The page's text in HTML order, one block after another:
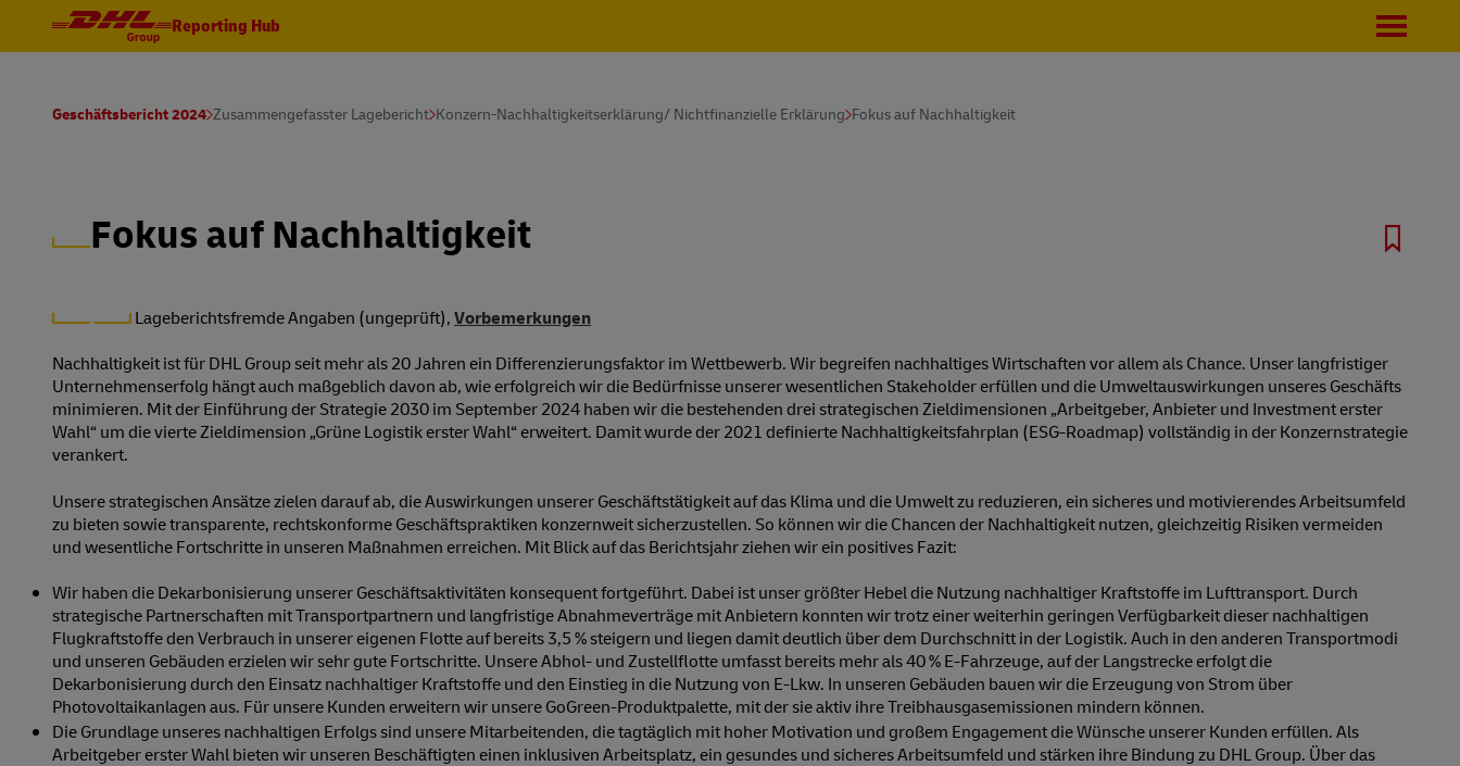
Reporting Hub
Geschäftsbericht 2024 Zusammengefasster Lagebericht Konzern-Nachhaltigkeitserklärung/ Nichtfinanzielle Erklärung Fokus auf Nachhaltigkeit
Fokus auf Nachhaltigkeit
Lageberichtsfremde Angaben (ungeprüft),Vorbemerkungen
Nachhaltigkeit ist für DHL Group seit mehr als 20 Jahren ein Differenzierungsfaktor im Wettbewerb. Wir begreifen nachhaltiges Wirtschaften vor allem als Chance. Unser langfristiger
Unternehmenserfolg hängt auch maßgeblich davon ab, wie erfolgreich wir die Bedürfnisse unserer wesentlichen Stakeholder erfüllen und die Umweltauswirkungen unseres Geschäfts
minimieren. Mit der Einführung der Strategie 2030 im September 2024 haben wir die bestehenden drei strategischen Zieldimensionen „Arbeitgeber, Anbieter und Investment erster
Wahl“ um die vierte Zieldimension „Grüne Logistik erster Wahl“ erweitert. Damit wurde der 2021 definierte Nachhaltigkeitsfahrplan (ESG-Roadmap) vollständig in der Konzernstrategie
verankert.
Unsere strategischen Ansätze zielen darauf ab, die Auswirkungen unserer Geschäftstätigkeit auf das Klima und die Umwelt zu reduzieren, ein sicheres und motivierendes Arbeitsumfeld
zu bieten sowie transparente, rechtskonforme Geschäftspraktiken konzernweit sicherzustellen. So können wir die Chancen der Nachhaltigkeit nutzen, gleichzeitig Risiken vermeiden
und wesentliche Fortschritte in unseren Maßnahmen erreichen. Mit Blick auf das Berichtsjahr ziehen wir ein positives Fazit:
Wir haben die Dekarbonisierung unserer Geschäftsaktivitäten konsequent fortgeführt. Dabei ist unser größter Hebel die Nutzung nachhaltiger Kraftstoffe im Lufttransport. Durch
strategische Partnerschaften mit Transportpartnern und langfristige Abnahmeverträge mit Anbietern konnten wir trotz einer weiterhin geringen Verfügbarkeit dieser nachhaltigen
Flugkraftstoffe den Verbrauch in unserer eigenen Flotte auf bereits 3,5 % steigern und liegen damit deutlich über dem Durchschnitt in der Logistik. Auch in den anderen Transportmodi
und unseren Gebäuden erzielen wir sehr gute Fortschritte. Unsere Abhol- und Zustellflotte umfasst bereits mehr als 40 % E-Fahrzeuge, auf der Langstrecke erfolgt die
Dekarbonisierung durch den Einsatz nachhaltiger Kraftstoffe und den Einstieg in die Nutzung von E-Lkw. In unseren Gebäuden bauen wir die Erzeugung von Strom über
Photovoltaikanlagen aus. Für unsere Kunden erweitern wir unsere GoGreen-Produktpalette, mit der sie aktiv ihre Treibhausgasemissionen mindern können.
Die Grundlage unseres nachhaltigen Erfolgs sind unsere Mitarbeitenden, die tagtäglich mit hoher Motivation und großem Engagement die Wünsche unserer Kunden erfüllen. Als
Arbeitgeber erster Wahl bieten wir unseren Beschäftigten einen inklusiven Arbeitsplatz, ein gesundes und sicheres Arbeitsumfeld und stärken ihre Bindung zu DHL Group. Über das